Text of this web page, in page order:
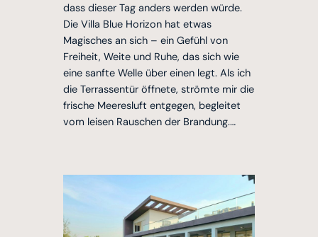
dass dieser Tag anders werden würde.
Die Villa Blue Horizon hat etwas
Magisches an sich – ein Gefühl von
Freiheit, Weite und Ruhe, das sich wie
eine sanfte Welle über einen legt. Als ich
die Terrassentür öffnete, strömte mir die
frische Meeresluft entgegen, begleitet
vom leisen Rauschen der Brandung.…